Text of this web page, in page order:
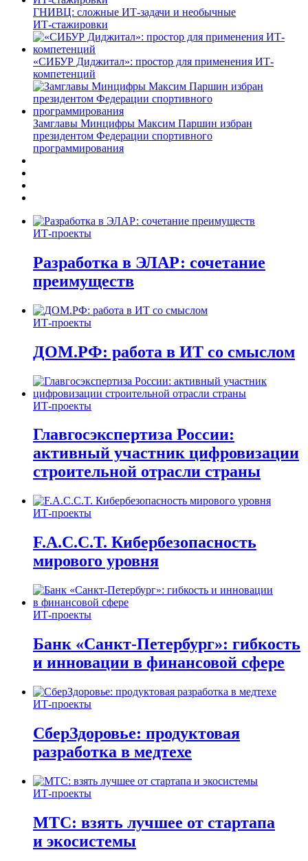
ГНИВЦ: сложные ИТ‑задачи и необычные
ИТ‑стажировки
«СИБУР Диджитал»: простор для применения ИТ-
компетенций
Замглавы Минцифры Максим Паршин избран
президентом Федерации спортивного
программирования
ИТ-проекты
Разработка в ЭЛАР: сочетание
преимуществ
ИТ-проекты
ДОМ.РФ: работа в ИТ со смыслом
ИТ-проекты
Главгосэкспертиза России:
активный участник цифровизации
строительной отрасли страны
ИТ-проекты
F.A.C.C.T. Кибербезопасность
мирового уровня
ИТ-проекты
Банк «Санкт-Петербург»: гибкость
и инновации в финансовой сфере
ИТ-проекты
СберЗдоровье: продуктовая
разработка в медтехе
ИТ-проекты
МТС: взять лучшее от стартапа
и экосистемы